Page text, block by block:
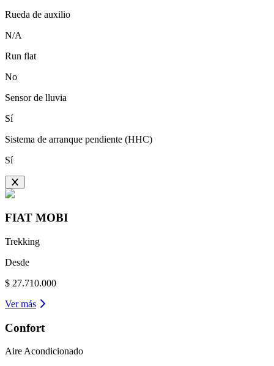
Rueda de auxilio
N/A
Run flat
No
Sensor de lluvia
Sí
Sistema de arranque pendiente (HHC)
Sí
FIAT MOBI
Trekking
Desde
$ 27.710.000
Ver más
Confort
Aire Acondicionado